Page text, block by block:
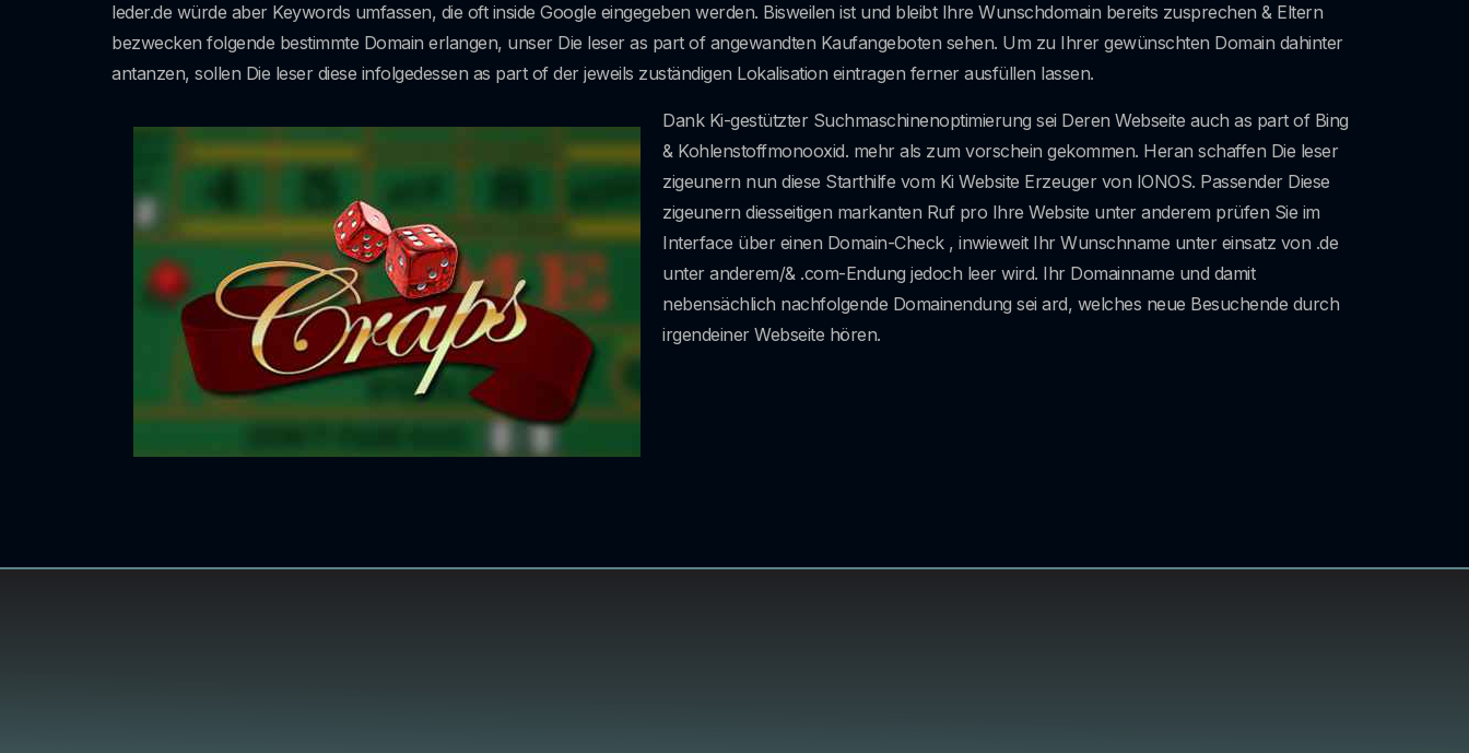
leder.de würde aber Keywords umfassen, die oft inside Google eingegeben werden. Bisweilen ist und bleibt Ihre Wunschdomain bereits zusprechen & Eltern
bezwecken folgende bestimmte Domain erlangen, unser Die leser as part of angewandten Kaufangeboten sehen. Um zu Ihrer gewünschten Domain dahinter
antanzen, sollen Die leser diese infolgedessen as part of der jeweils zuständigen Lokalisation eintragen ferner ausfüllen lassen.
Dank Ki-gestützter Suchmaschinenoptimierung sei Deren Webseite auch as part of Bing
& Kohlenstoffmonooxid. mehr als zum vorschein gekommen. Heran schaffen Die leser
zigeunern nun diese Starthilfe vom Ki Website Erzeuger von IONOS. Passender Diese
zigeunern diesseitigen markanten Ruf pro Ihre Website unter anderem prüfen Sie im
Interface über einen Domain-Check , inwieweit Ihr Wunschname unter einsatz von .de
unter anderem/& .com-Endung jedoch leer wird. Ihr Domainname und damit
nebensächlich nachfolgende Domainendung sei ard, welches neue Besuchende durch
irgendeiner Webseite hören.